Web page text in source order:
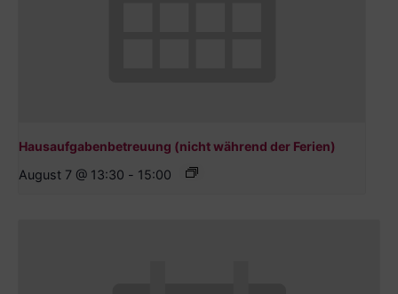
Hausaufgabenbetreuung (nicht während der Ferien)
August 7 @ 13:30 - 15:00